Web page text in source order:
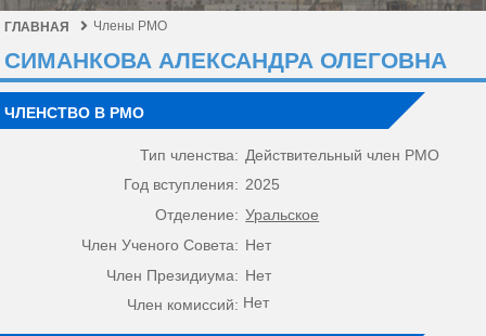
ГЛАВНАЯ Члены РМО
СИМАНКОВА АЛЕКСАНДРА ОЛЕГОВНА
ЧЛЕНСТВО В РМО
Тип членства: Действительный член РМО
Год вступления: 2025
Отделение: Уральское
Член Ученого Совета: Нет
Член Президиума: Нет
Член комиссий: Нет